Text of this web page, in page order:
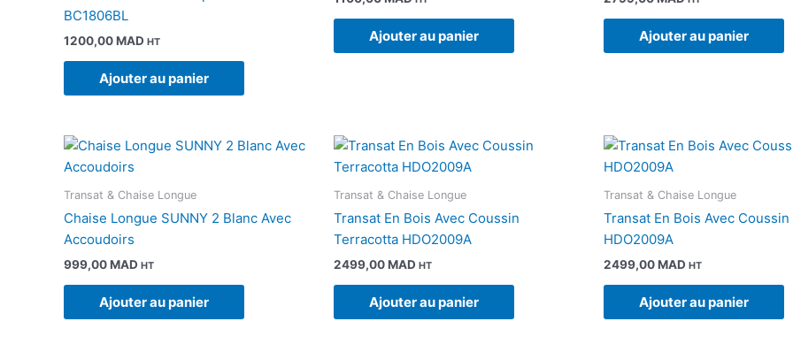
BC1806BL
1200,00MAD HT
Ajouter au panier
Ajouter au panier Ajouter au panier
Transat & Chaise Longue
Chaise Longue SUNNY 2 Blanc Avec
Accoudoirs
999,00MAD HT
Ajouter au panier
Transat & Chaise Longue
Transat En Bois Avec Coussin
Terracotta HDO2009A
2499,00MAD HT
Ajouter au panier
Transat & Chaise Longue
Transat En Bois Avec Coussin
HDO2009A
2499,00MAD HT
Ajouter au panier